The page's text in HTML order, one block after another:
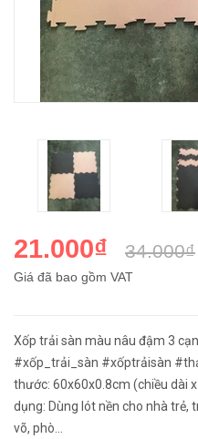
21.000₫ 34.000₫
Giá đã bao gồm VAT
Xốp trải sàn màu nâu đậm 3
#xốp_trải_sàn #xốptrảisàn
thước: 60x60x0.8cm (chiều dài
dụng: Dùng lót nền cho nhà trẻ,
võ, phò...